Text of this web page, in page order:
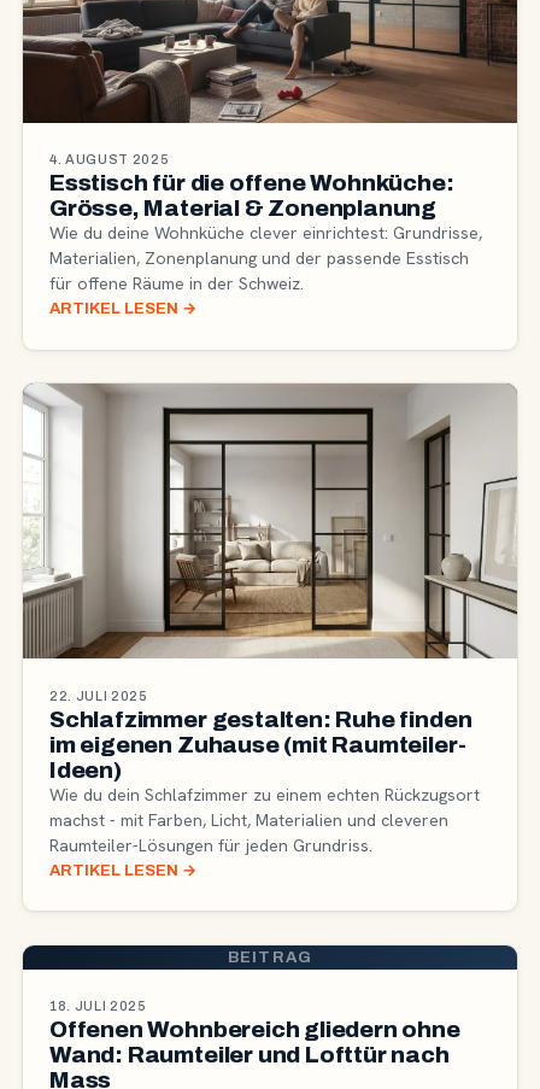
4. AUGUST 2025
Esstisch für die offene Wohnküche:
Grösse, Material & Zonenplanung
Wie du deine Wohnküche clever einrichtest: Grundrisse,
Materialien, Zonenplanung und der passende Esstisch
für offene Räume in der Schweiz.
ARTIKEL LESEN →
22. JULI 2025
Schlafzimmer gestalten: Ruhe finden
im eigenen Zuhause (mit Raumteiler-
Ideen)
Wie du dein Schlafzimmer zu einem echten Rückzugsort
machst - mit Farben, Licht, Materialien und cleveren
Raumteiler-Lösungen für jeden Grundriss.
ARTIKEL LESEN →
BEITRAG
18. JULI 2025
Offenen Wohnbereich gliedern ohne
Wand: Raumteiler und Lofttür nach
Mass